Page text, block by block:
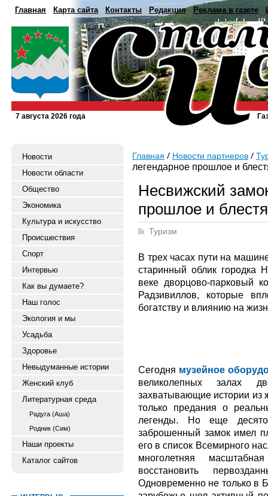
Главная Карта сайта Контакты Редакция Реклама в газете
7 августа 2026 года
Новости
Новости области
Общество
Экономика
Культура и искусство
Происшествия
Спорт
Интервью
Как вы думаете?
Наш голос
Экология и мы
Усадьба
Здоровье
Невыдуманные истории
Женский клуб
Литературная среда
Радуга (Аша)
Родник (Сим)
Наши проекты
Каталог сайтов
Главная Новости партнеров
легендарное прошлое и
Несвижский
прошлое и
Туризм
В трех часах пути на
старинный облик городка
веке дворцово-парковый
Радзивиллов, которые
богатству и влиянию на
Сегодня музейное
великолепных залах
захватывающие истории из
только предания о
легенды. Но еще
заброшенный замок имел
его в список Всемирного
многолетняя
восстановить
Одновременно не только в